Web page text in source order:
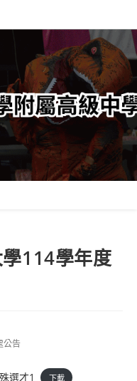
114學年度
公告
選才1 下載